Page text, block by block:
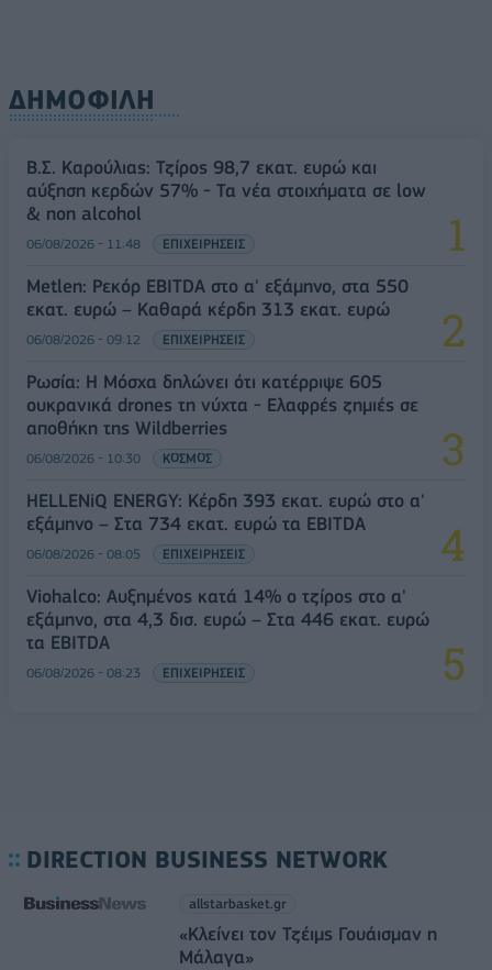
ΔΗΜΟΦΙΛΗ
Β.Σ. Καρούλιας: Τζίρος 98,7 εκατ. ευρώ και
αύξηση κερδών 57% - Τα νέα στοιχήματα σε low
& non alcohol
06/08/2026 - 11:48 ΕΠΙΧΕΙΡΗΣΕΙΣ
Metlen: Ρεκόρ EBITDA στο α' εξάμηνο, στα 550
εκατ. ευρώ – Καθαρά κέρδη 313 εκατ. ευρώ
06/08/2026 - 09:12 ΕΠΙΧΕΙΡΗΣΕΙΣ
Ρωσία: Η Μόσχα δηλώνει ότι κατέρριψε 605
ουκρανικά drones τη νύχτα - Ελαφρές ζημιές σε
αποθήκη της Wildberries
06/08/2026 - 10:30 ΚΟΣΜΟΣ
HELLENiQ ENERGY: Κέρδη 393 εκατ. ευρώ στο α'
εξάμηνο – Στα 734 εκατ. ευρώ τα EBITDA
06/08/2026 - 08:05 ΕΠΙΧΕΙΡΗΣΕΙΣ
Viohalco: Αυξημένος κατά 14% ο τζίρος στο α'
εξάμηνο, στα 4,3 δισ. ευρώ – Στα 446 εκατ. ευρώ
τα EBITDA
06/08/2026 - 08:23 ΕΠΙΧΕΙΡΗΣΕΙΣ
DIRECTION BUSINESS NETWORK
allstarbasket.gr
«Κλείνει τον Τζέιμς Γουάισμαν η
Μάλαγα»